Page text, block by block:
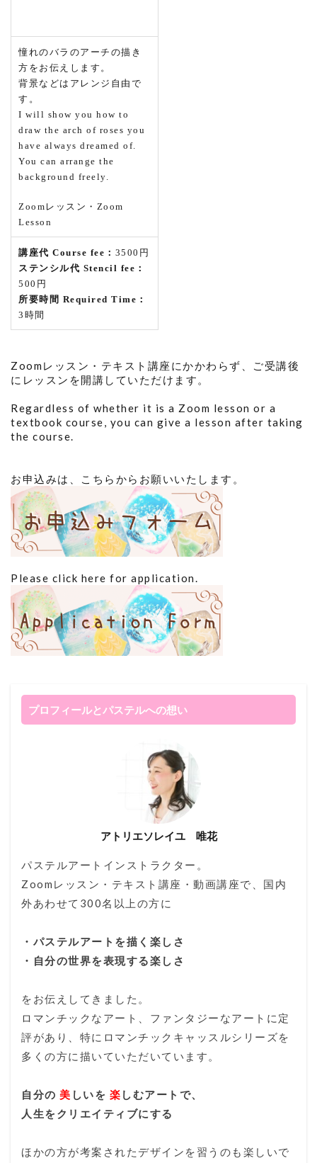
憧れのバラのアーチの描き
方をお伝えします。
背景などはアレンジ自由で
す。
I will show you how to
draw the arch of roses you
have always dreamed of.
You can arrange the
background freely.
Zoomレッスン・Zoom
Lesson
講座代 Course fee： 3500円
ステンシル代 Stencil fee：
500円
所要時間 Required Time：
3時間
Zoomレッスン・テキスト講座にかかわらず、ご受講後
にレッスンを開講していただけます。
Regardless of whether it is a Zoom lesson or a
textbook course, you can give a lesson after taking
the course.
お申込みは、こちらからお願いいたします。
Please click here for application.
プロフィールとパステルへの想い
アトリエソレイユ 唯花
パステルアートインストラクター。
Zoomレッスン・テキスト講座・動画講座で、国内
外あわせて300名以上の方に
・パステルアートを描く楽しさ
・自分の世界を表現する楽しさ
をお伝えしてきました。
ロマンチックなアート、ファンタジーなアートに定
評があり、特にロマンチックキャッスルシリーズを
多くの方に描いていただいています。
自分の 美 しいを 楽 しむアートで、
人生をクリエイティブにする
ほかの方が考案されたデザインを習うのも楽しいで